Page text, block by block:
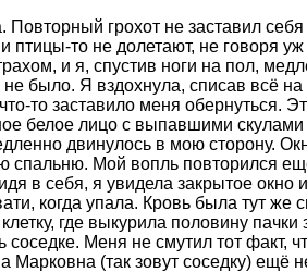
Повторный грохот не заставил
то не долетают, не говоря
и я, спустив ноги на пол,
не было. Я вздохнула, списав всё
то заставило меня обернуться.
белое лицо с выпавшими скулами
двинулось в мою сторону.
спальню. Мой вопль повторился
в себя, я увидела закрытое окно
когда упала. Кровь была тут же
где выкурила половину
соседке. Меня не смутил тот факт,
Марковна (так зовут соседку) ещё